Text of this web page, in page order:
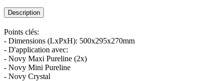
Description
Points clés:
- Dimensions (LxPxH): 500x295x270mm
- D'application avec:
- Novy Maxi Pureline (2x)
- Novy Mini Pureline
- Novy Crystal